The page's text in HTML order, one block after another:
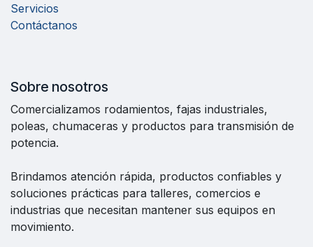
Servicios
Contáctanos
Sobre nosotros
Comercializamos rodamientos, fajas industriales,
poleas, chumaceras y productos para transmisión de
potencia.
Brindamos atención rápida, productos confiables y
soluciones prácticas para talleres, comercios e
industrias que necesitan mantener sus equipos en
movimiento.